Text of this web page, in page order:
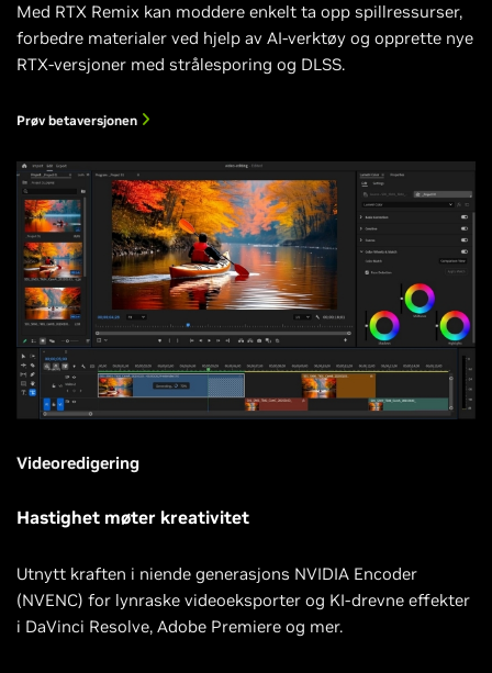
Med RTX Remix kan moddere enkelt ta opp spillressurser,
forbedre materialer ved hjelp av AI-verktøy og opprette nye
RTX-versjoner med strålesporing og DLSS.
Prøv betaversjonen
Videoredigering
Hastighet møter kreativitet
Utnytt kraften i niende generasjons NVIDIA Encoder
(NVENC) for lynraske videoeksporter og KI-drevne effekter
i DaVinci Resolve, Adobe Premiere og mer.